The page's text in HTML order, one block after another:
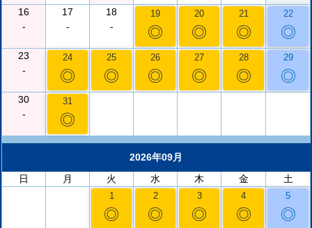
16
-
17
-
18
-
19
◎
20
◎
21
◎
22
◎
23
-
24
◎
25
◎
26
◎
27
◎
28
◎
29
◎
30
-
31
◎
2026年09月
日
月 火 水 木 金 土
1
◎
2
◎
3
◎
4
◎
5
◎